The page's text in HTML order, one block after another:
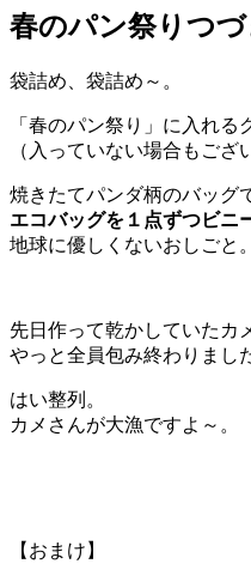
春のパン祭りつづ
袋詰め、袋詰め～。
「春のパン祭り」に入れる
（入っていない場合もござ
焼きたてパンダ柄のバッグ
エコバッグを１点ずつビニ
地球に優しくないおしごと。
先日作って乾かしていたカ
やっと全員包み終わりまし
はい整列。
カメさんが大漁ですよ～。
【おまけ】